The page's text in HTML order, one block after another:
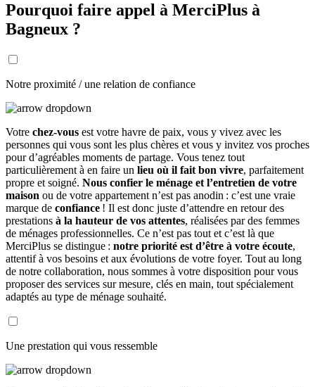
Pourquoi faire appel à MerciPlus à
Bagneux ?
Notre proximité / une relation de confiance
Votre chez-vous est votre havre de paix, vous y vivez avec les
personnes qui vous sont les plus chères et vous y invitez vos proches
pour d’agréables moments de partage. Vous tenez tout
particulièrement à en faire un lieu où il fait bon vivre, parfaitement
propre et soigné. Nous confier le ménage et l’entretien de votre
maison ou de votre appartement n’est pas anodin : c’est une vraie
marque de confiance ! Il est donc juste d’attendre en retour des
prestations à la hauteur de vos attentes, réalisées par des femmes
de ménages professionnelles. Ce n’est pas tout et c’est là que
MerciPlus se distingue : notre priorité est d’être à votre écoute,
attentif à vos besoins et aux évolutions de votre foyer. Tout au long
de notre collaboration, nous sommes à votre disposition pour vous
proposer des services sur mesure, clés en main, tout spécialement
adaptés au type de ménage souhaité.
Une prestation qui vous ressemble